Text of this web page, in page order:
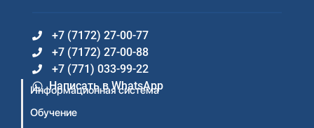
+7 (7172) 27-00-77
+7 (7172) 27-00-88
+7 (771) 033-99-22
Написать в WhatsApp
Информационная система
Обучение